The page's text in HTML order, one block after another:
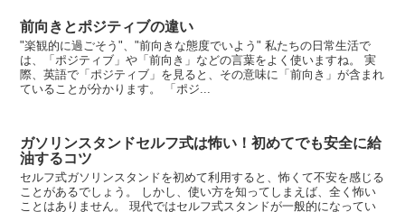
前向きとポジティブの違い
"楽観的に過ごそう"、"前向きな態度でいよう" 私たちの日常生活で
は、「ポジティブ」や「前向き」などの言葉をよく使いますね。 実
際、英語で「ポジティブ」を見ると、その意味に「前向き」が含まれ
ていることが分かります。 「ポジ...
ガソリンスタンドセルフ式は怖い！初めてでも安全に給
油するコツ
セルフ式ガソリンスタンドを初めて利用すると、怖くて不安を感じる
ことがあるでしょう。 しかし、使い方を知ってしまえば、全く怖い
ことはありません。 現代ではセルフ式スタンドが一般的になってい